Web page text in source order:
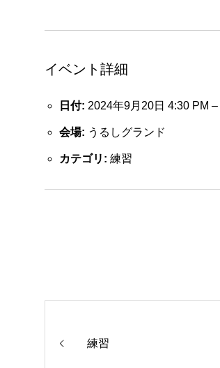
イベント詳細
日付: 2024年9月20日 4:30 PM –
会場: うるしグランド
カテゴリ: 練習
練習